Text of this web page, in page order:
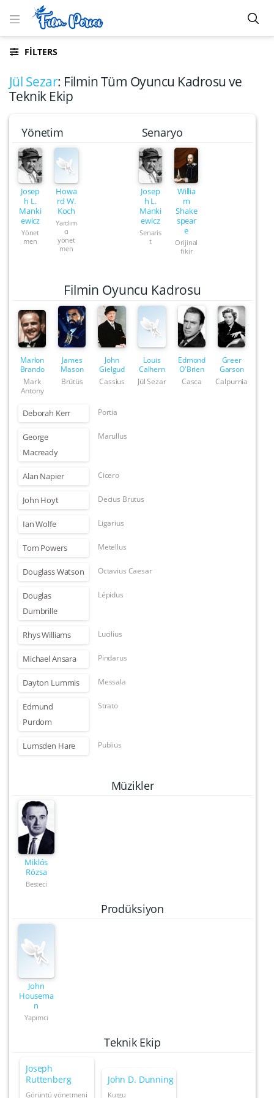
FILTERS
Jül Sezar: Filmin Tüm Oyuncu Kadrosu ve
Teknik Ekip
Yönetim
Josep
h L.
Manki
ewicz
Yönet
men
Howa
rd W.
Koch
Yardım
cı
yönet
men
Senaryo
Josep
h L.
Manki
ewicz
Senaris
t
Willia
m
Shake
spear
e
Orijinal
fikir
Filmin Oyuncu Kadrosu
Marlon
Brando
Mark
Antony
James
Mason
Brütüs
John
Gielgud
Cassius
Louis
Calhern
Jül Sezar
Edmond
O'Brien
Casca
Greer
Garson
Calpurnia
Deborah Kerr Portia
George
Macready
Marullus
Alan Napier Cicero
John Hoyt Decius Brutus
Ian Wolfe Ligarius
Tom Powers Metellus
Douglass Watson Octavius Caesar
Douglas
Dumbrille
Lépidus
Rhys Williams Lucilius
Michael Ansara Pindarus
Dayton Lummis Messala
Edmund
Purdom
Strato
Lumsden Hare Publius
Müzikler
Miklós
Rózsa
Besteci
Prodüksiyon
John
Housema
n
Yapımcı
Teknik Ekip
Joseph
Ruttenberg
Görüntü yönetmeni
John D. Dunning
Kurgu